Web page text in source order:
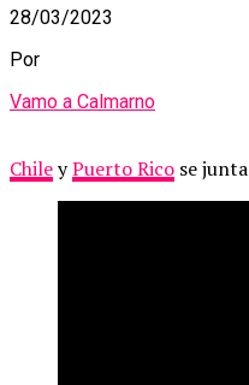
28/03/2023
Por
Vamo a Calmarno
ChileyPuerto Rico se